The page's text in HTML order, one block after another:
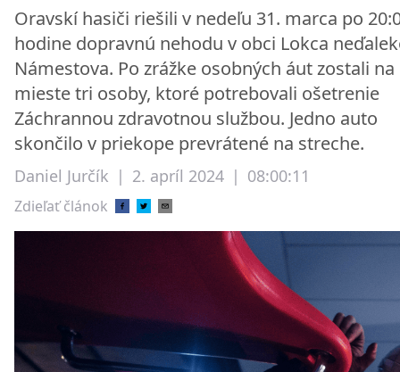
Oravskí hasiči riešili v nedeľu 31. marca po
hodine dopravnú nehodu v obci Lokca
Námestova. Po zrážke osobných áut zostali na
mieste tri osoby, ktoré potrebovali ošetrenie
Záchrannou zdravotnou službou. Jedno auto
skončilo v priekope prevrátené na streche.
Daniel Jurčík | 2. apríl 2024 | 08:00:11
Zdieľať článok